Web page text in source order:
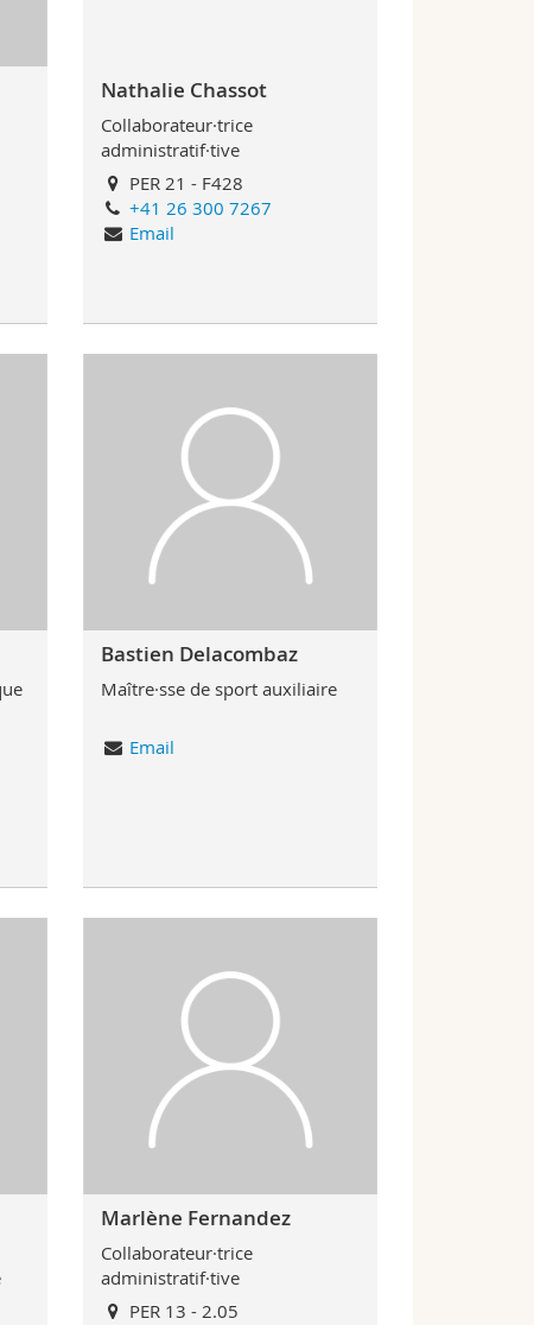
Nathalie Chassot
Collaborateur·trice
administratif·tive
PER 21 - F428
+41 26 300 7267
Email
Bastien Delacombaz
Maître·sse de sport auxiliaire
Email
Marlène Fernandez
Collaborateur·trice
administratif·tive
PER 13 - 2.05